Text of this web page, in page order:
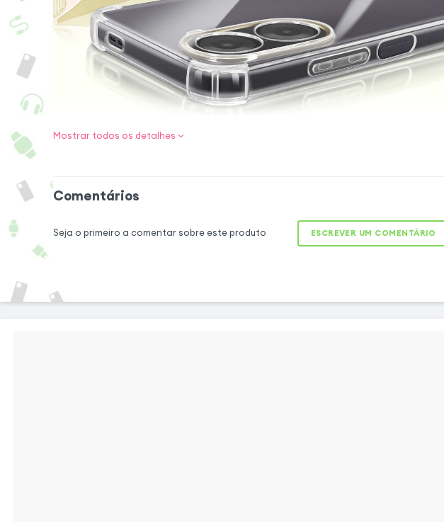
quedas e choques graças aos cantos
reforçados. A transparência mantém a
Mostrar todos os detalhes
Comentários
Seja o primeiro a comentar sobre este produto ESCREVER UM COMENTÁRIO